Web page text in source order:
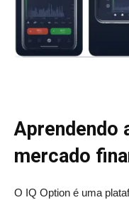
Aprendendo
mercado
O IQ Option é uma